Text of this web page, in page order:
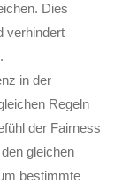
Dies
verhindert
in der
Regeln
der Fairness
gleichen
bestimmte